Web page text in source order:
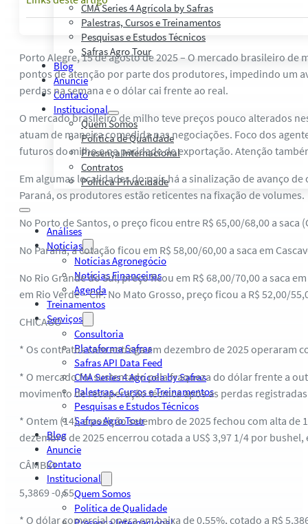
CMA Series 4 Agrícola by Safras
Palestras, Cursos e Treinamentos
Pesquisas e Estudos Técnicos
Safras Agro Tour
Blog
Anuncie
Contato
Institucional
Quem Somos
Política de Qualidade
Presença Internacional
Contratos
Política Privacidade
Análises
Notícias
Notícias Agronegócio
Notícias Financeiras
Agenda
Treinamentos
Serviços
Consultoria
Plataforma Safras
Safras API Data Feed
CMA Series 4 Agrícola by Safras
Palestras, Cursos e Treinamentos
Pesquisas e Estudos Técnicos
Safras Agro Tour
Blog
Anuncie
Contato
Institucional
Quem Somos
Política de Qualidade
Porto Alegre, 15 de agosto de 2025 – O mercado brasileiro
pontos de atenção por parte dos produtores, impedindo um
perdas na semana e o dólar cai frente ao real.
O mercado brasileiro de milho teve preços pouco alterados
atuam de maneira comedida nas negociações. Foco dos
futuros do milho e na paridade de exportação. Atenção
Em algumas localidades do país há a sinalização de avanço
Paraná, os produtores estão reticentes na fixação de volumes.
No Porto de Santos, o preço ficou entre R$ 65,00/68,00 a saca
No Paraná, a cotação ficou em R$ 58,00/60,00 a saca em
No Rio Grande do Sul, preço ficou em R$ 68,00/70,00 a saca
em Rio Verde – CIF. No Mato Grosso, preço ficou a R$ 52,00/
CHICAGO
* Os contratos com entrega em dezembro de 2025 operaram
* O mercado foi sustentado pela fraqueza do dólar frente a
movimento de recuperação técnica após as perdas
* Ontem (14), a posição setembro de 2025 fechou com alta
dezembro de 2025 encerrou cotada a US$ 3,97 1/4 por
CÂMBIO
5,3869 -0,55
* O dólar comercial opera em baixa de 0,55%, cotado a R$